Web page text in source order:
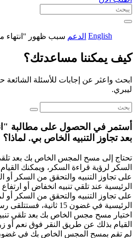
English الدعم سبب ظهور "انتهاء
كيف يمكننا مساعدتك؟
ابحث واعثر عن إجابات للأسئلة
ليبري.
أستمر في الحصول على مطالبة
بعد تجاوز التنبيه الخاص بي. لماذا؟
تحتاج إلى مسح المجس الخاص بك بعد تلقي
السكر لرؤية قراءة السكر، ويمكنك
على تجاوز التنبيه والتحقق من السكر
الرئيسية عند تلقي تنبيه انخفاض أو
على تجاوز التنبيه والتحقق من السكر
الرئيسية في غضون 15
اختيار مسح مجس الخاص بك بعد تلقي
القيام بذلك عن طريق النقر فوق نعم أو